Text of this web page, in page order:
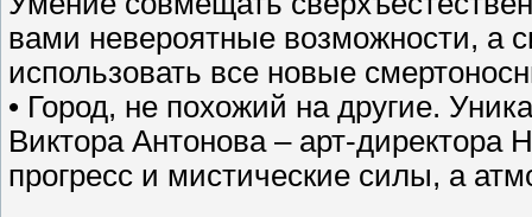
вами невероятные возможности, а
использовать все новые
• Город, не похожий на другие.
Виктора Антонова – арт-директора
прогресс и мистические силы, а